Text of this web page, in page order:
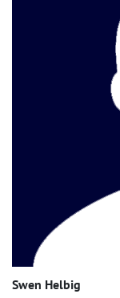
Swen Helbig